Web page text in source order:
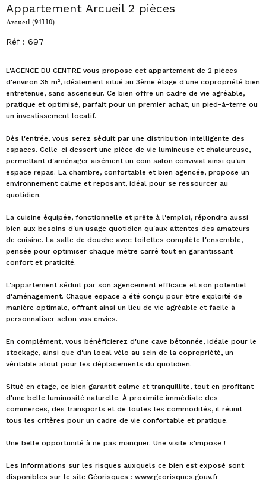
Appartement Arcueil 2 pièces
Arcueil (94110)
Réf : 697
L'AGENCE DU CENTRE vous propose cet appartement de 2 pièces
d'environ 35 m², idéalement situé au 3ème étage d'une copropriété bien
entretenue, sans ascenseur. Ce bien offre un cadre de vie agréable,
pratique et optimisé, parfait pour un premier achat, un pied-à-terre ou
un investissement locatif.
Dès l'entrée, vous serez séduit par une distribution intelligente des
espaces. Celle-ci dessert une pièce de vie lumineuse et chaleureuse,
permettant d'aménager aisément un coin salon convivial ainsi qu'un
espace repas. La chambre, confortable et bien agencée, propose un
environnement calme et reposant, idéal pour se ressourcer au
quotidien.
La cuisine équipée, fonctionnelle et prête à l'emploi, répondra aussi
bien aux besoins d'un usage quotidien qu'aux attentes des amateurs
de cuisine. La salle de douche avec toilettes complète l'ensemble,
pensée pour optimiser chaque mètre carré tout en garantissant
confort et praticité.
L'appartement séduit par son agencement efficace et son potentiel
d'aménagement. Chaque espace a été conçu pour être exploité de
manière optimale, offrant ainsi un lieu de vie agréable et facile à
personnaliser selon vos envies.
En complément, vous bénéficierez d'une cave bétonnée, idéale pour le
stockage, ainsi que d'un local vélo au sein de la copropriété, un
véritable atout pour les déplacements du quotidien.
Situé en étage, ce bien garantit calme et tranquillité, tout en profitant
d'une belle luminosité naturelle. À proximité immédiate des
commerces, des transports et de toutes les commodités, il réunit
tous les critères pour un cadre de vie confortable et pratique.
Une belle opportunité à ne pas manquer. Une visite s'impose !
Les informations sur les risques auxquels ce bien est exposé sont
disponibles sur le site Géorisques : www.georisques.gouv.fr